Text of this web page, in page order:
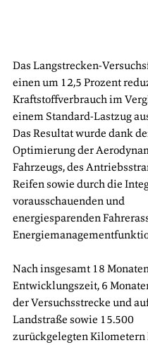
Das Langstrecken-
einen um 12,5 Prozent
Kraftstoffverbrauch im
einem Standard-Lastzug
Das Resultat wurde dank
Optimierung der
Fahrzeugs, des
Reifen sowie durch die
vorausschauenden und
energiesparenden
Nach insgesamt 18
Entwicklungszeit, 6
der Versuchsstrecke und
Landstraße sowie 15.500
zurückgelegten Kilometern